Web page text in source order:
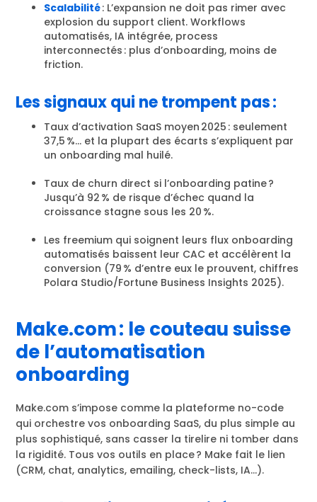
Scalabilité: L’expansion ne doit pas rimer avec
explosion du support client. Workflows
automatisés, IA intégrée, process
interconnectés : plus d’onboarding, moins de
friction.
Les signaux qui ne trompent pas :
Taux d’activation SaaS moyen 2025 : seulement
37,5 %… et la plupart des écarts s’expliquent par
un onboarding mal huilé.
Taux de churn direct si l’onboarding patine ?
Jusqu’à 92 % de risque d’échec quand la
croissance stagne sous les 20 %.
Les freemium qui soignent leurs flux onboarding
automatisés baissent leur CAC et accélèrent la
conversion (79 % d’entre eux le prouvent, chiffres
Polara Studio/Fortune Business Insights 2025).
Make.com : le couteau suisse
de l’automatisation
onboarding
Make.com s’impose comme la plateforme no-code
qui orchestre vos onboarding SaaS, du plus simple au
plus sophistiqué, sans casser la tirelire ni tomber dans
la rigidité. Tous vos outils en place ? Make fait le lien
(CRM, chat, analytics, emailing, check-lists, IA…).